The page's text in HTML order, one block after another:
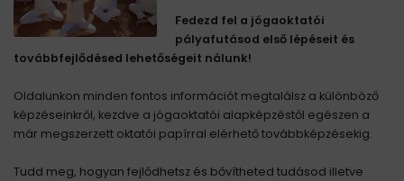
Fedezd fel a jógaoktatói
pályafutásod első lépéseit és
továbbfejlődésed lehetőségeit nálunk!
Oldalunkon minden fontos információt megtalálsz a különböző
képzéseinkről, kezdve a jógaoktatói alapképzéstől egészen a
már megszerzett oktatói papírral elérhető továbbképzésekig.
Tudd meg, hogyan fejlődhetsz és bővítheted tudásod illetve